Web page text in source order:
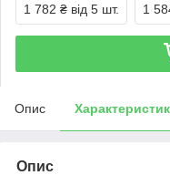
1 782 ₴ від 5 шт. 1
Опис
Опис